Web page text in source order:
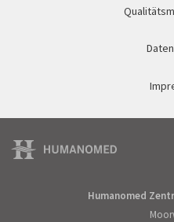
Humanomed